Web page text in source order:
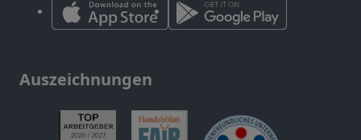
Auszeichnungen